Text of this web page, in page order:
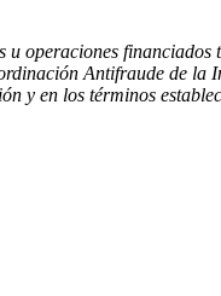
operaciones financiados
Antifraude de
y en los términos